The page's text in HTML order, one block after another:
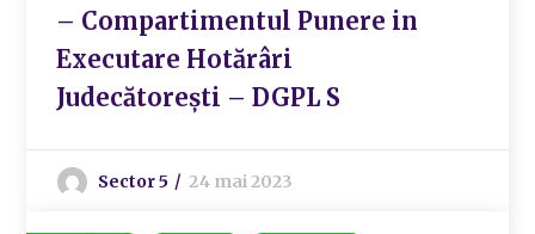
– Compartimentul Punere in
Executare Hotărâri
Judecătorești – DGPL S
Sector 5 24 mai 2023